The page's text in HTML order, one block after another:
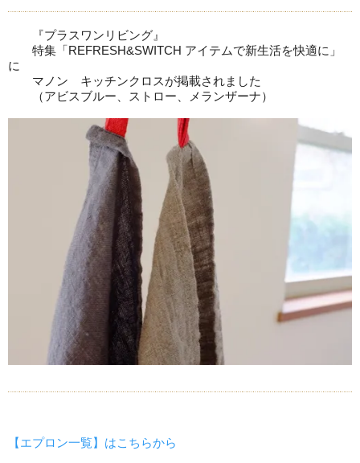
『プラスワンリビング』
特集「REFRESH&SWITCH アイテムで新生活を快適に」
に
マノン キッチンクロスが掲載されました
（アビスブルー、ストロー、メランザーナ）
【エプロン一覧】はこちらから